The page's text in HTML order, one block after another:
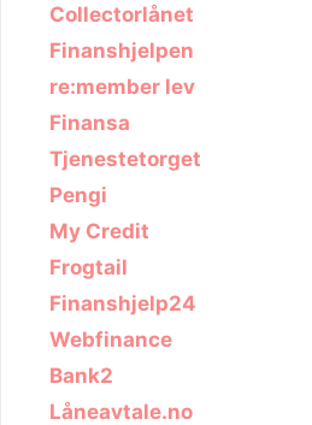
Collectorlånet
Finanshjelpen
re:member lev
Finansa
Tjenestetorget
Pengi
My Credit
Frogtail
Finanshjelp24
Webfinance
Bank2
Låneavtale.no